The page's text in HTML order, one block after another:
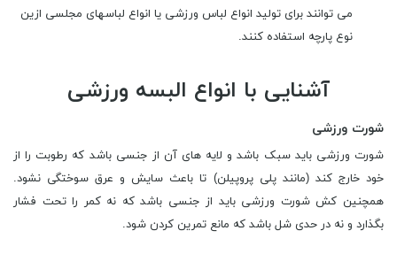
می توانند برای تولید انواع لباس ورزشی یا انواع لباسھای مجلسی ازین
نوع پارچه استفاده کنند.
آشنایی با انواع البسه ورزشی
شورت ورزشی
شورت ورزشی باید‌ سبک باشد‌ و لایه های آن از جنسی باشد که رطوبت را از
خود خارج کند (مانند پلی ‌پروپیلن) تا باعث سایش و عرق سوختگی نشود.
همچنین کش شورت ورزشی باید از جنسی باشد که نه کمر را تحت فشار
بگذارد و نه در حدی شل باشد که مانع تمرین کردن شود.